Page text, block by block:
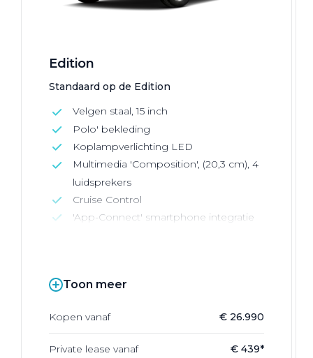
Edition
Standaard op de Edition
Velgen staal, 15 inch
Polo' bekleding
Koplampverlichting LED
Multimedia 'Composition', (20,3 cm), 4
luidsprekers
Cruise Control
'App-Connect' smartphone integratie
Toon meer
Kopen vanaf € 26.990
Private lease vanaf € 439*